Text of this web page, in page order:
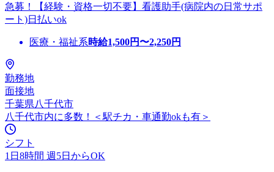
急募！【経験・資格一切不要】看護助手(病院内の日常サポ
ート)日払いok
医療・福祉系時給1,500円〜2,250円
勤務地
面接地
千葉県八千代市
八千代市内に多数！＜駅チカ・車通勤okも有＞
シフト
1日8時間 週5日からOK